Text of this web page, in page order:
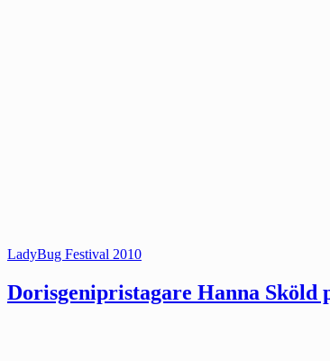
Kategorier:
LadyBug Festival 2010
Dorisgenipristagare Hanna Sköld